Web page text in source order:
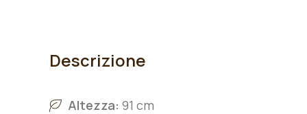
Descrizione
Altezza: 91 cm